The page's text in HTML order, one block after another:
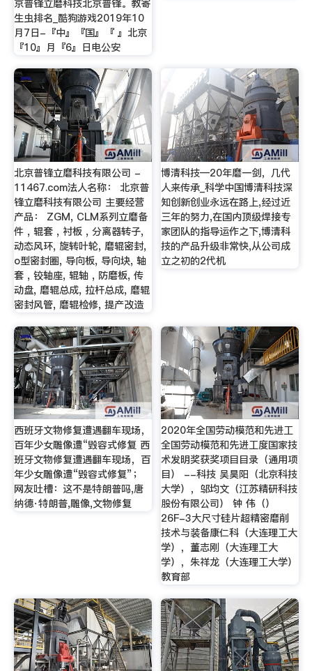
京普锋立磨科技北京普锋。教寄
生虫排名_酷狗游戏2019年10
月7日-『中』『国』『 』北京
『10』月『6』日电公安
北京普锋立磨科技有限公司 -
11467.com法人名称： 北京普
锋立磨科技有限公司 主要经营
产品： ZGM, CLM系列立磨备
件 , 辊套 , 衬板 , 分离器转子,
动态风环, 旋转叶轮, 磨辊密封,
o型密封圈, 导向板, 导向块, 轴
套 , 铰轴座, 辊轴 , 防磨板, 传
动盘, 磨辊总成, 拉杆总成, 磨辊
密封风管, 磨辊检修, 提产改造
博清科技—20年磨一剑，几代
人来传承_科学中国博清科技深
知创新创业永远在路上,经过近
三年的努力,在国内顶级焊接专
家团队的指导运作之下,博清科
技的产品升级非常快,从公司成
立之初的2代机
西班牙文物修复遭遇翻车现场，
百年少女雕像遭“毁容式修复 西
班牙文物修复遭遇翻车现场，百
年少女雕像遭“毁容式修复”；
网友吐槽：这不是特朗普吗,唐
纳德·特朗普,雕像,文物修复
2020年全国劳动模范和先进工
全国劳动模范和先进工度国家技
术发明奖获奖项目目录（通用项
目） --科技 吴昊阳（北京科技
大学），邬均文（江苏精研科技
股份有限公司） 钟 伟（）
26F-3大尺寸硅片超精密磨削
技术与装备康仁科（大连理工大
学），董志刚（大连理工大
学），朱祥龙（大连理工大学）
教育部